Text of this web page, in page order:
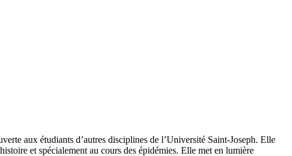
aux étudiants d’autres disciplines de l’Université Saint-Joseph. Elle
et spécialement au cours des épidémies. Elle met en lumière